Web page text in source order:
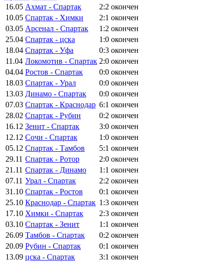
16.05 Ахмат - Спартак 2:2 окончен
10.05 Спартак - Химки 2:1 окончен
03.05 Арсенал - Спартак 1:2 окончен
25.04 Спартак - цска 1:0 окончен
18.04 Спартак - Уфа 0:3 окончен
11.04 Локомотив - Спартак 2:0 окончен
04.04 Ростов - Спартак 0:0 окончен
18.03 Спартак - Урал 0:0 окончен
13.03 Динамо - Спартак 0:0 окончен
07.03 Спартак - Краснодар 6:1 окончен
28.02 Спартак - Рубин 0:2 окончен
16.12 Зенит - Спартак 3:0 окончен
12.12 Сочи - Спартак 1:0 окончен
05.12 Спартак - Тамбов 5:1 окончен
29.11 Спартак - Ротор 2:0 окончен
21.11 Спартак - Динамо 1:1 окончен
07.11 Урал - Спартак 2:2 окончен
31.10 Спартак - Ростов 0:1 окончен
25.10 Краснодар - Спартак 1:3 окончен
17.10 Химки - Спартак 2:3 окончен
03.10 Спартак - Зенит 1:1 окончен
26.09 Тамбов - Спартак 0:2 окончен
20.09 Рубин - Спартак 0:1 окончен
13.09 цска - Спартак 3:1 окончен